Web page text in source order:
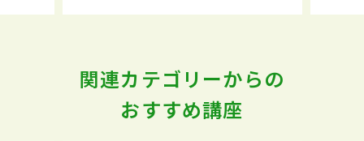
関連カテゴリーからの
おすすめ講座